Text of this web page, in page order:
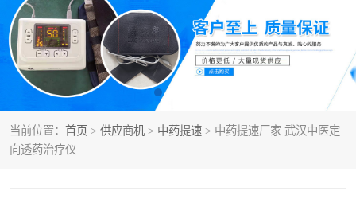
当前位置： 首页 > 供应商机 > 中药提速 > 中药提速厂家 武汉中医定
向透药治疗仪
多功能治疗仪 中药提速
中低频治疗仪 脉冲治疗仪
**腺治疗仪